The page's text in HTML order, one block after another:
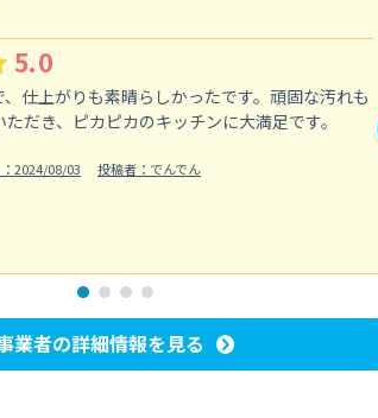
5.0
仕上がりも素晴らしかったです。頑固な汚れも
だき、ピカピカのキッチンに大満足です。
2024/08/03 投稿者：でんでん
業者の詳細情報を見る